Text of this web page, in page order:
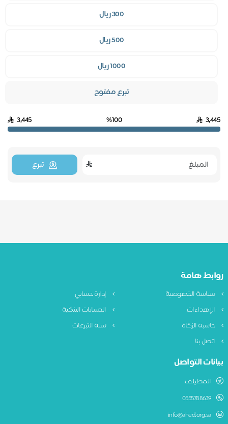
300 ريال
500 ريال
1000 ريال
تبرع مفتوح
3,445
%100
3,445
تبرع
روابط هامة
سياسة الخصوصية
إدارة حسابي
الإهداءات
الحسابات البنكية
حاسبة الزكاة
سلة التبرعات
اتصل بنا
بيانات التواصل
المظيلف
0555788639
info@ahed.org.sa